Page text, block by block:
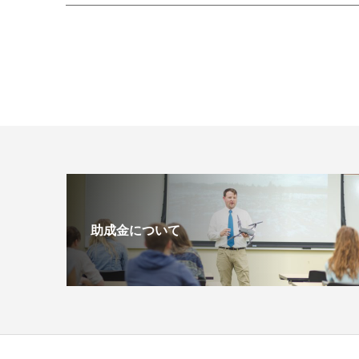
助成金について